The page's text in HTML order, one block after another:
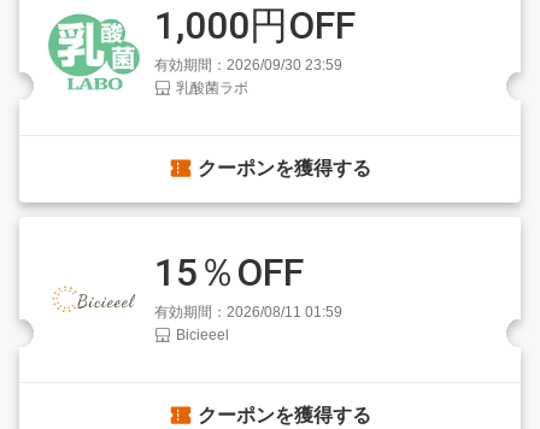
1,000円OFF
有効期間：2026/09/30 23:59
乳酸菌ラボ
クーポンを獲得する
15％OFF
有効期間：2026/08/11 01:59
Bicieeel
クーポンを獲得する